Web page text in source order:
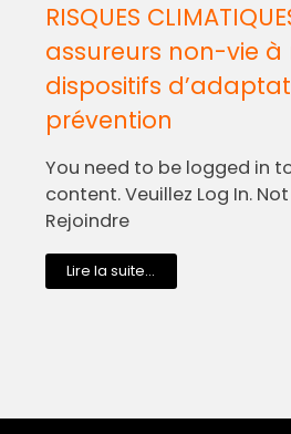
RISQUES
assureurs non-vie
dispositifs
prévention
You need to be logged in
content. Veuillez Log In.
Rejoindre
Lire la suite...